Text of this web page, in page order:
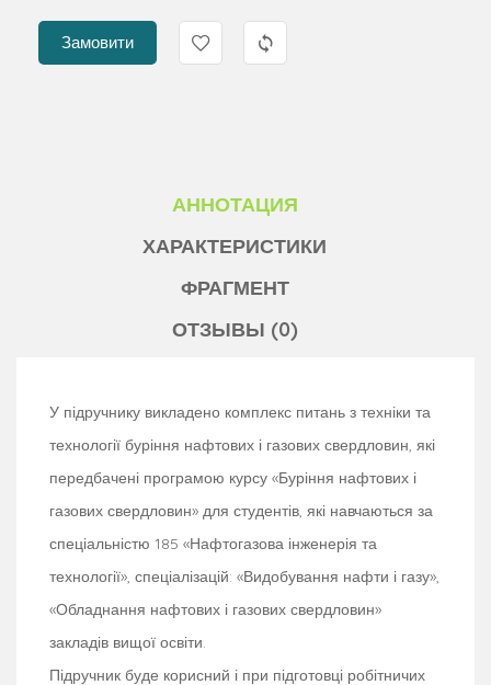
Замовити
АННОТАЦИЯ
ХАРАКТЕРИСТИКИ
ФРАГМЕНТ
ОТЗЫВЫ (0)
У підручнику викладено комплекс питань з техніки та
технології буріння нафтових і газових свердловин, які
передбачені програмою курсу «Буріння нафтових і
газових свердловин» для студентів, які навчаються за
спеціальністю 185 «Нафтогазова інженерія та
технології», спеціалізацій: «Видобування нафти і газу»,
«Обладнання нафтових і газових свердловин»
закладів вищої освіти.
Підручник буде корисний і при підготовці робітничих